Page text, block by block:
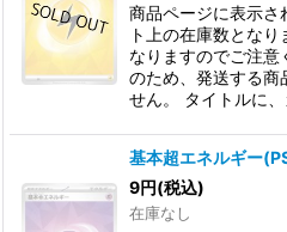
商品ページに表示さ
ト上の在庫数とな
なりますのでご注意
のため、発送する商
せん。 タイトルに
基本超エネルギー
9円(税込)
在庫なし